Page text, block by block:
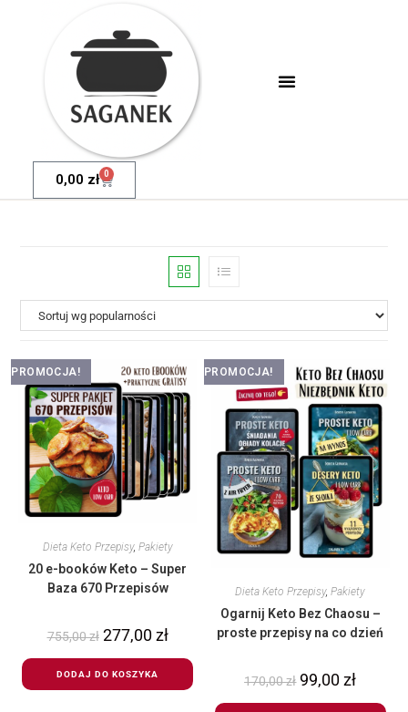
0,00 zł 0
PROMOCJA!
Dieta Keto Przepisy, Pakiety
20 e-booków Keto – Super
Baza 670 Przepisów
755,00zł 277,00zł
DODAJ DO KOSZYKA
PROMOCJA!
Dieta Keto Przepisy,Pakiety
Ogarnij Keto Bez Chaosu –
proste przepisy na co dzień
170,00zł 99,00zł